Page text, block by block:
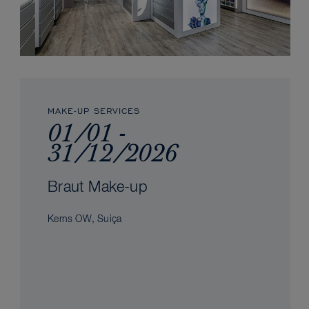
MAKE-UP SERVICES
01/01 -
31/12/2026
Braut Make-up
Kerns OW, Suiça